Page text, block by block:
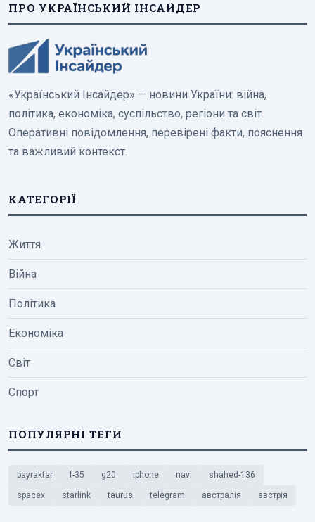
ПРО УКРАЇНСЬКИЙ ІНСАЙДЕР
«Український Інсайдер» — новини України: війна,
політика, економіка, суспільство, регіони та світ.
Оперативні повідомлення, перевірені факти, пояснення
та важливий контекст.
КАТЕГОРІЇ
Життя
Війна
Політика
Економіка
Світ
Спорт
ПОПУЛЯРНІ ТЕГИ
bayraktar f-35 g20 iphone navi shahed-136
spacex starlink taurus telegram австралія австрія